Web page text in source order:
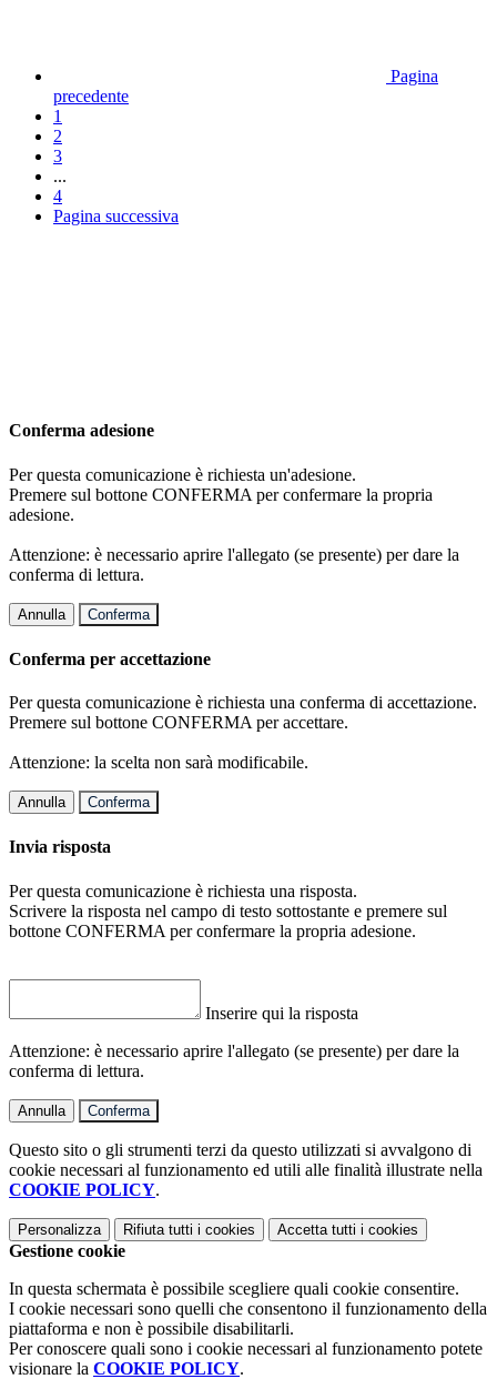
Pagina
precedente
1
2
3
...
4
Pagina successiva
Conferma adesione
Per questa comunicazione è richiesta un'adesione.
Premere sul bottone CONFERMA per confermare la propria
adesione.
Attenzione: è necessario aprire l'allegato (se presente) per dare la
conferma di lettura.
Annulla Conferma
Conferma per accettazione
Per questa comunicazione è richiesta una conferma di accettazione.
Premere sul bottone CONFERMA per accettare.
Attenzione: la scelta non sarà modificabile.
Annulla Conferma
Invia risposta
Per questa comunicazione è richiesta una risposta.
Scrivere la risposta nel campo di testo sottostante e premere sul
bottone CONFERMA per confermare la propria adesione.
Inserire qui la risposta
Attenzione: è necessario aprire l'allegato (se presente) per dare la
conferma di lettura.
Annulla Conferma
Questo sito o gli strumenti terzi da questo utilizzati si avvalgono di
cookie necessari al funzionamento ed utili alle finalità illustrate nella
COOKIE POLICY.
Personalizza Rifiuta tutti i cookies Accetta tutti i cookies
Gestione cookie
In questa schermata è possibile scegliere quali cookie consentire.
I cookie necessari sono quelli che consentono il funzionamento della
piattaforma e non è possibile disabilitarli.
Per conoscere quali sono i cookie necessari al funzionamento potete
visionare la COOKIE POLICY.